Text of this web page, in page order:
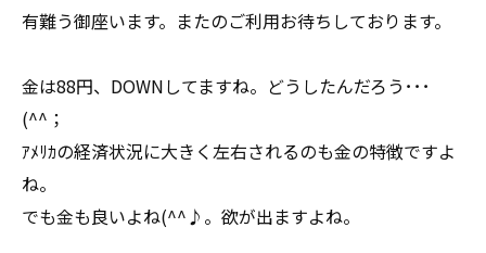
有難う御座います。またのご利用お待ちしております。
金は88円、DOWNしてますね。どうしたんだろう･･･
(^^；
ｱﾒﾘｶの経済状況に大きく左右されるのも金の特徴ですよ
ね。
でも金も良いよね(^^♪。欲が出ますよね。